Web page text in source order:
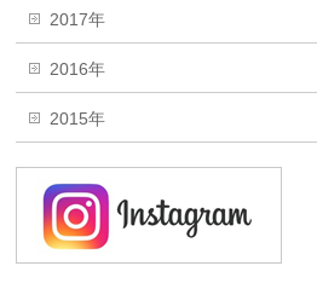
2017年
2016年
2015年